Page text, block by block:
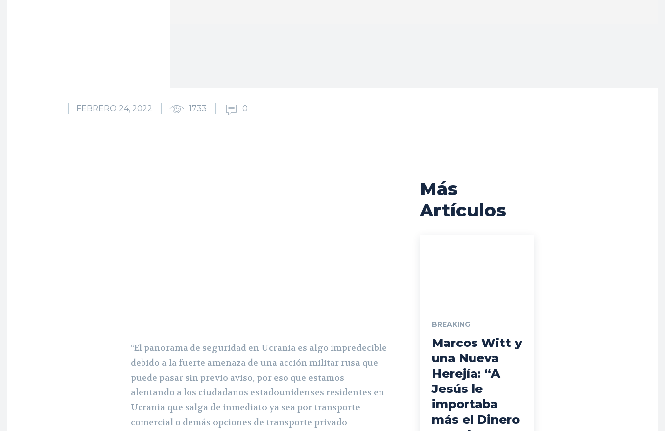
FEBRERO 24, 2022 1733 0
“El panorama de seguridad en Ucrania es algo impredecible
debido a la fuerte amenaza de una acción militar rusa que
puede pasar sin previo aviso, por eso que estamos
alentando a los ciudadanos estadounidenses residentes en
Ucrania que salga de inmediato ya sea por transporte
comercial o demás opciones de transporte privado
Más
Artículos
BREAKING
Marcos Witt y
una Nueva
Herejía: “A
Jesús le
importaba
más el Dinero